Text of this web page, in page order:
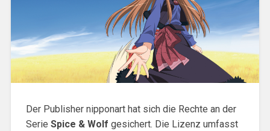
Der Publisher nipponart hat sich die Rechte an der
Serie Spice & Wolf gesichert. Die Lizenz umfasst